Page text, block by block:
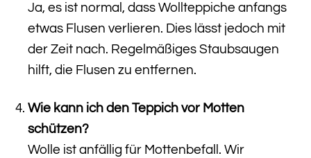
Ja, es ist normal, dass Wollteppiche anfangs
etwas Flusen verlieren. Dies lässt jedoch mit
der Zeit nach. Regelmäßiges Staubsaugen
hilft, die Flusen zu entfernen.
Wie kann ich den Teppich vor Motten
schützen?
Wolle ist anfällig für Mottenbefall. Wir